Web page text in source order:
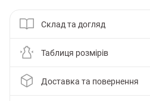
Склад та догляд
Таблиця розмірів
Доставка та повернення